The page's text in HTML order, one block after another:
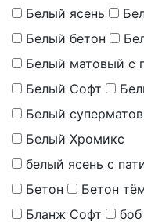
Белый ясень
Белый бетон
Белый матовый с
Белый Софт
Белый
Белый Хромикс
белый ясень с
Бетон
Бетон
Бланж Софт